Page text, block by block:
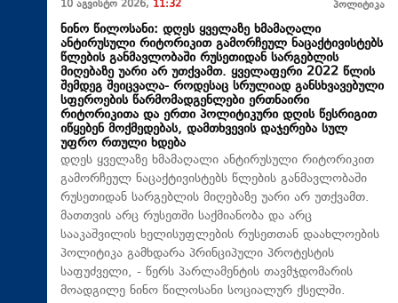
10 აგვისტო 2026, 11:32 პოლიტიკა
ნინო წილოსანი: დღეს ყველაზე ხმამაღალი
ანტირუსული რიტორიკით გამორჩეულ ნაცაქტივისტებს
წლების განმავლობაში რუსეთიდან სარგებლის
მიღებაზე უარი არ უთქვამთ. ყველაფერი 2022 წლის
შემდეგ შეიცვალა- როდესაც სრულიად განსხვავებული
სფეროების წარმომადგენლები ერთნაირი
რიტორიკითა და ერთი პოლიტიკური დღის წესრიგით
იწყებენ მოქმედებას, დამთხვევის დაჯერება სულ
უფრო რთული ხდება
დღეს ყველაზე ხმამაღალი ანტირუსული რიტორიკით
გამორჩეულ ნაცაქტივისტებს წლების განმავლობაში
რუსეთიდან სარგებლის მიღებაზე უარი არ უთქვამთ.
მათთვის არც რუსეთში საქმიანობა და არც
სააკაშვილის ხელისუფლების რუსეთთან დაახლოების
პოლიტიკა გამხდარა პრინციპული პროტესტის
საფუძველი, - წერს პარლამენტის თავმჯდომარის
მოადგილე ნინო წილოსანი სოციალურ ქსელში.